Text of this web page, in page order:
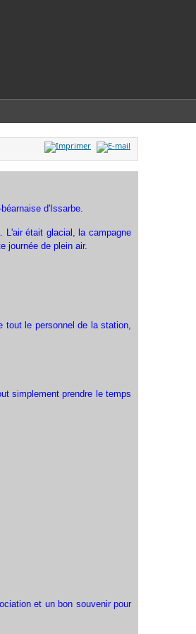
d'Issarbe.
L'air était glacial, la campagne
journée de plein air.
tout le personnel de la station,
simplement prendre le temps
et un bon souvenir pour